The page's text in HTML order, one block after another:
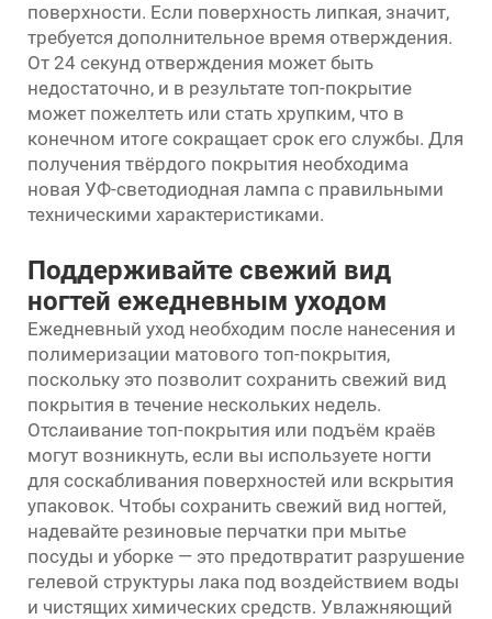
поверхности. Если поверхность липкая, значит,
требуется дополнительное время отверждения.
От 24 секунд отверждения может быть
недостаточно, и в результате топ-покрытие
может пожелтеть или стать хрупким, что в
конечном итоге сокращает срок его службы. Для
получения твёрдого покрытия необходима
новая УФ-светодиодная лампа с правильными
техническими характеристиками.
Поддерживайте свежий вид
ногтей ежедневным уходом
Ежедневный уход необходим после нанесения и
полимеризации матового топ-покрытия,
поскольку это позволит сохранить свежий вид
покрытия в течение нескольких недель.
Отслаивание топ-покрытия или подъём краёв
могут возникнуть, если вы используете ногти
для соскабливания поверхностей или вскрытия
упаковок. Чтобы сохранить свежий вид ногтей,
надевайте резиновые перчатки при мытье
посуды и уборке — это предотвратит разрушение
гелевой структуры лака под воздействием воды
и чистящих химических средств. Увлажняющий